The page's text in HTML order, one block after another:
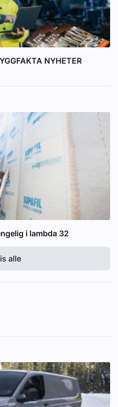
NYHETER
i lambda 32
alle